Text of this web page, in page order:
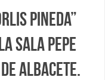
Pineda”
Sala Pepe
Albacete.